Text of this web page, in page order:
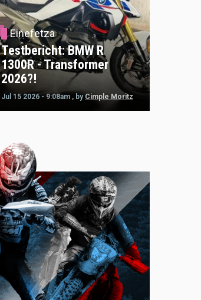
Einefetza
Testbericht: BMW R
1300R - Transformer
2026?!
Jul 15 2026 - 9:08am , by Cimple Moritz